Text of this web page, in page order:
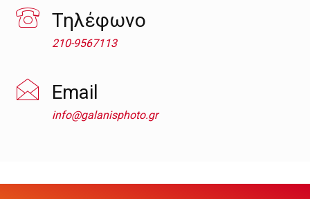
Τηλέφωνο
210-9567113
Email
info@galanisphoto.gr